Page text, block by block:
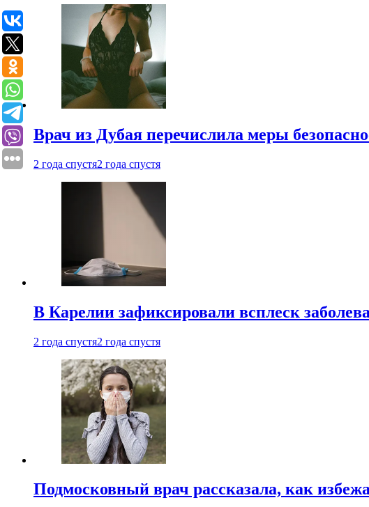
Врач из Дубая перечислила меры
2 года спустя2 года спустя
В Карелии зафиксировали всплеск
2 года спустя2 года спустя
Подмосковный врач рассказала, как